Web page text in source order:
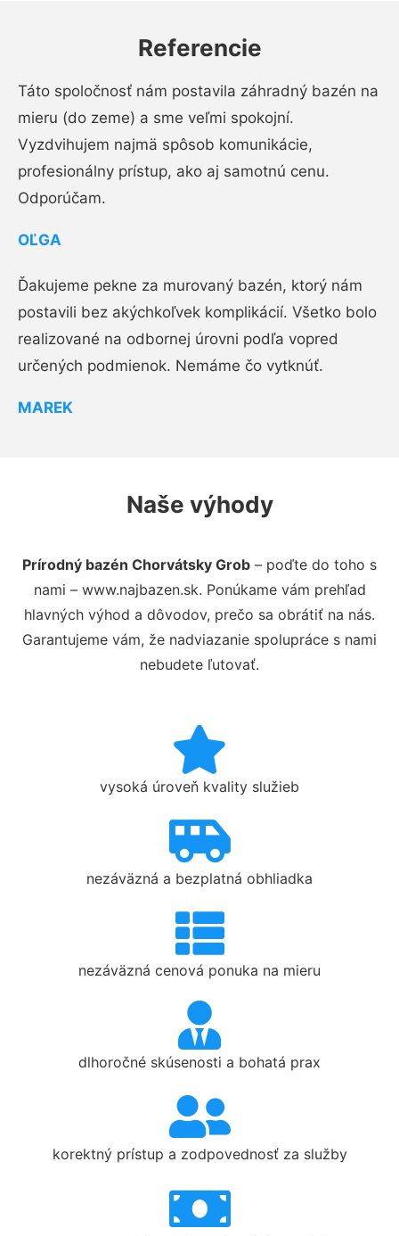
Referencie
Táto spoločnosť nám postavila záhradný bazén na
mieru (do zeme) a sme veľmi spokojní.
Vyzdvihujem najmä spôsob komunikácie,
profesionálny prístup, ako aj samotnú cenu.
Odporúčam.
OĽGA
Ďakujeme pekne za murovaný bazén, ktorý nám
postavili bez akýchkoľvek komplikácií. Všetko bolo
realizované na odbornej úrovni podľa vopred
určených podmienok. Nemáme čo vytknúť.
MAREK
Naše výhody
Prírodný bazén Chorvátsky Grob – poďte do toho s
nami – www.najbazen.sk. Ponúkame vám prehľad
hlavných výhod a dôvodov, prečo sa obrátiť na nás.
Garantujeme vám, že nadviazanie spolupráce s nami
nebudete ľutovať.
vysoká úroveň kvality služieb
nezáväzná a bezplatná obhliadka
nezáväzná cenová ponuka na mieru
dlhoročné skúsenosti a bohatá prax
korektný prístup a zodpovednosť za služby